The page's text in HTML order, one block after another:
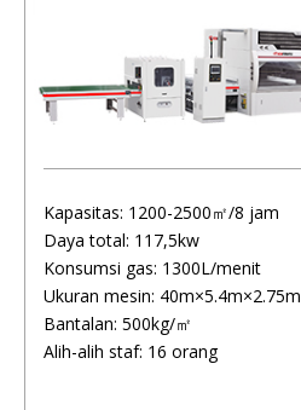
Kapasitas: 1200-2500㎡/8 jam
Daya total: 117,5kw
Konsumsi gas: 1300L/menit
Ukuran mesin: 40m×5.4m×2.75m
Bantalan: 500kg/㎡
Alih-alih staf: 16 orang